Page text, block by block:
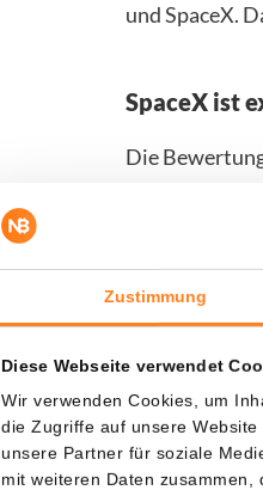
Zustimmung
Diese Webseite verwendet
Wir verwenden Cookies, um
die Zugriffe auf unsere
unsere Partner für soziale
mit weiteren Daten
und SpaceX.
SpaceX ist
Die
Das liegt weit
Anleger
Diese